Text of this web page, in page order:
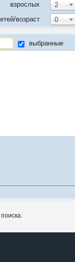
взрослых 2
возраст
0
выбранные